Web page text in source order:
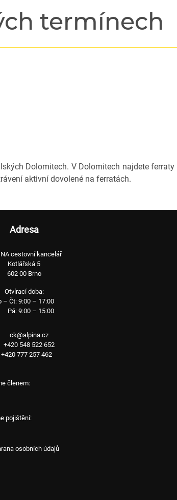
termínech
Dolomitech. V Dolomitech najdete ferraty
aktivní dovolené na ferratách.
Adresa
cestovní kancelář
Kotlářská 5
602 00 Brno
Otvírací doba:
– Čt: 9:00 – 17:00
9:00 – 15:00
ck@alpina.cz
+420 548 522 652
+420 777 257 462
členem:
pojištění:
osobních údajů